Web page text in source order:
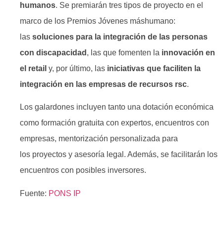
humanos. Se premiarán tres tipos de proyecto en el
marco de los Premios Jóvenes máshumano:
las soluciones para la integración de las personas
con discapacidad , las que fomenten la innovación en
el retail y, por último, las iniciativas que faciliten la
integración en las empresas de recursos rsc.
Los galardones incluyen tanto una dotación económica
como formación gratuita con expertos, encuentros con
empresas, mentorización personalizada para
los proyectos y asesoría legal. Además, se facilitarán los
encuentros con posibles inversores.
Fuente: PONS IP